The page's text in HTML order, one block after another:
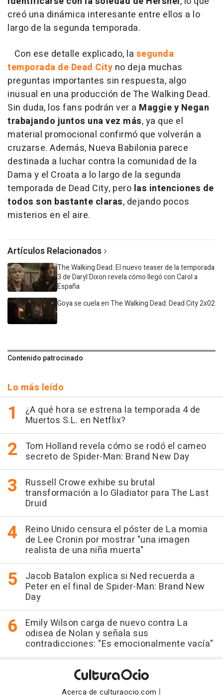
creó una dinámica interesante entre ellos a lo
largo de la segunda temporada.
Con ese detalle explicado, la segunda
temporada de Dead City no deja muchas
preguntas importantes sin respuesta, algo
inusual en una producción de The Walking Dead.
Sin duda, los fans podrán ver a Maggie y Negan
trabajando juntos una vez más, ya que el
material promocional confirmó que volverán a
cruzarse. Además, Nueva Babilonia parece
destinada a luchar contra la comunidad de la
Dama y el Croata a lo largo de la segunda
temporada de Dead City, pero las intenciones de
todos son bastante claras, dejando pocos
misterios en el aire.
Artículos Relacionados
The Walking Dead: El nuevo teaser de la temporada
3 de Daryl Dixon revela cómo llegó con Carol a
España
Goya se cuela en The Walking Dead: Dead City 2x02
Contenido patrocinado
Lo más leído
¿A qué hora se estrena la temporada 4 de
Muertos S.L. en Netflix?
Tom Holland revela cómo se rodó el cameo
secreto de Spider-Man: Brand New Day
Russell Crowe exhibe su brutal
transformación a lo Gladiator para The Last
Druid
Reino Unido censura el póster de La momia
de Lee Cronin por mostrar "una imagen
realista de una niña muerta"
Jacob Batalon explica si Ned recuerda a
Peter en el final de Spider-Man: Brand New
Day
Emily Wilson carga de nuevo contra La
odisea de Nolan y señala sus
contradicciones: "Es emocionalmente vacía"
Acerca de culturaocio.com |